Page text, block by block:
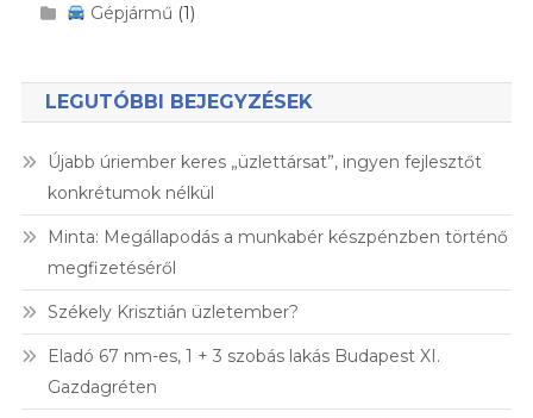
Gépjármű (1)
LEGUTÓBBI BEJEGYZÉSEK
Újabb úriember keres „üzlettársat”, ingyen fejlesztőt
konkrétumok nélkül
Minta: Megállapodás a munkabér készpénzben történő
megfizetéséről
Székely Krisztián üzletember?
Eladó 67 nm-es, 1 + 3 szobás lakás Budapest XI.
Gazdagréten